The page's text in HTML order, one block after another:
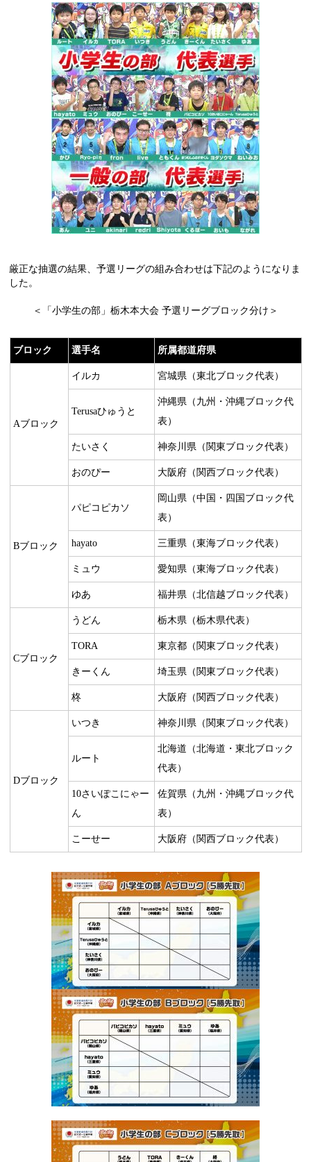
厳正な抽選の結果、予選リーグの組み合わせは下記のようになりま
した。
＜「小学生の部」栃木本大会 予選リーグブロック分け＞
ブロック 選手名 所属都道府県
Aブロック
イルカ 宮城県（東北ブロック代表）
Terusaひゅうと
沖縄県（九州・沖縄ブロック代
表）
たいさく 神奈川県（関東ブロック代表）
おのぴー 大阪府（関西ブロック代表）
Bブロック
パピコピカソ
岡山県（中国・四国ブロック代
表）
hayato 三重県（東海ブロック代表）
ミュウ 愛知県（東海ブロック代表）
ゆあ 福井県（北信越ブロック代表）
Cブロック
うどん 栃木県（栃木県代表）
TORA 東京都（関東ブロック代表）
きーくん 埼玉県（関東ブロック代表）
柊 大阪府（関西ブロック代表）
Dブロック
いつき 神奈川県（関東ブロック代表）
ルート
北海道（北海道・東北ブロック
代表）
10さいぽこにゃー
ん
佐賀県（九州・沖縄ブロック代
表）
こーせー 大阪府（関西ブロック代表）